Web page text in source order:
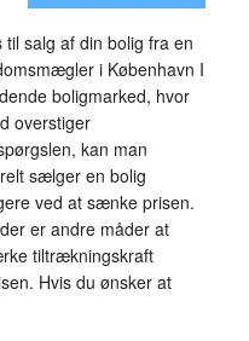
til salg af din bolig fra en
i København I
boligmarked, hvor
overstiger
kan man
sælger en bolig
ved at sænke prisen.
er andre måder at
tiltrækningskraft
Hvis du ønsker at